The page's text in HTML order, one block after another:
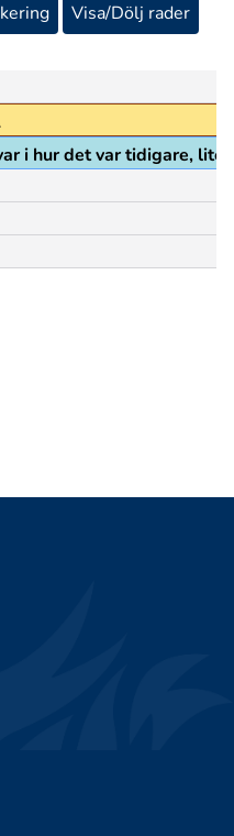
Visa/Dölj rader
i hur det var tidigare, lite